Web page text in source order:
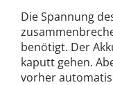
Die Spannung
benötigt. Der
kaputt gehen.
vorher